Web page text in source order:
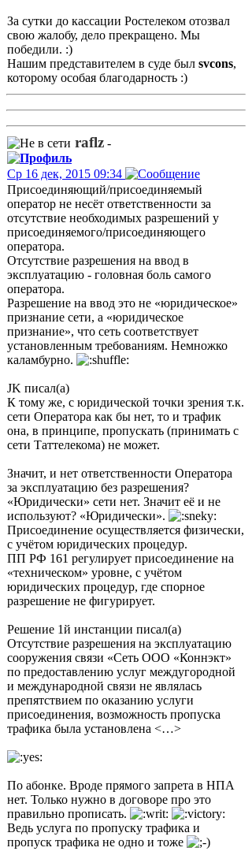
За сутки до кассации Ростелеком отозвал
свою жалобу, дело прекращено. Мы
победили. :)
Нашим представителем в суде был svcons,
которому особая благодарность :)
raflz -
Ср 16 дек, 2015 09:34
Присоединяющий/присоединяемый
оператор не несёт ответственности за
отсутствие необходимых разрешений у
присоединяемого/присоединяющего
оператора.
Отсутствие разрешения на ввод в
эксплуатацию - головная боль самого
оператора.
Разрешение на ввод это не «юридическое»
признание сети, а «юридическое
признание», что сеть соответствует
установленным требованиям. Немножко
каламбурно.
JK писал(а)
К тому же, с юридической точки зрения т.к.
сети Оператора как бы нет, то и трафик
она, в принципе, пропускать (принимать с
сети Таттелекома) не может.
Значит, и нет ответственности Оператора
за эксплуатацию без разрешения?
«Юридически» сети нет. Значит её и не
используют? «Юридически».
Присоединение осуществляется физически,
с учётом юридических процедур.
ПП РФ 161 регулирует присоединение на
«техническом» уровне, с учётом
юридических процедур, где спорное
разрешение не фигурирует.
Решение 1й инстанции писал(а)
Отсутствие разрешения на эксплуатацию
сооружения связи «Сеть ООО «Коннэкт»
по предоставлению услуг междугородной
и международной связи не являлась
препятствием по оказанию услуги
присоединения, возможность пропуска
трафика была установлена <…>
По абонке. Вроде прямого запрета в НПА
нет. Только нужно в договоре про это
правильно прописать.
Ведь услуга по пропуску трафика и
пропуск трафика не одно и тоже